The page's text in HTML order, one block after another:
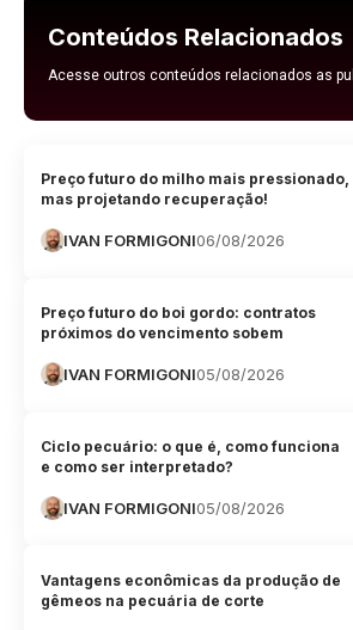
Conteúdos Relacionados
Acesse outros conteúdos relacionados as
Preço futuro do milho mais pressionado,
mas projetando recuperação!
IVAN FORMIGONI06/08/2026
Preço futuro do boi gordo: contratos
próximos do vencimento sobem
IVAN FORMIGONI05/08/2026
Ciclo pecuário: o que é, como funciona
e como ser interpretado?
IVAN FORMIGONI05/08/2026
Vantagens econômicas da produção de
gêmeos na pecuária de corte